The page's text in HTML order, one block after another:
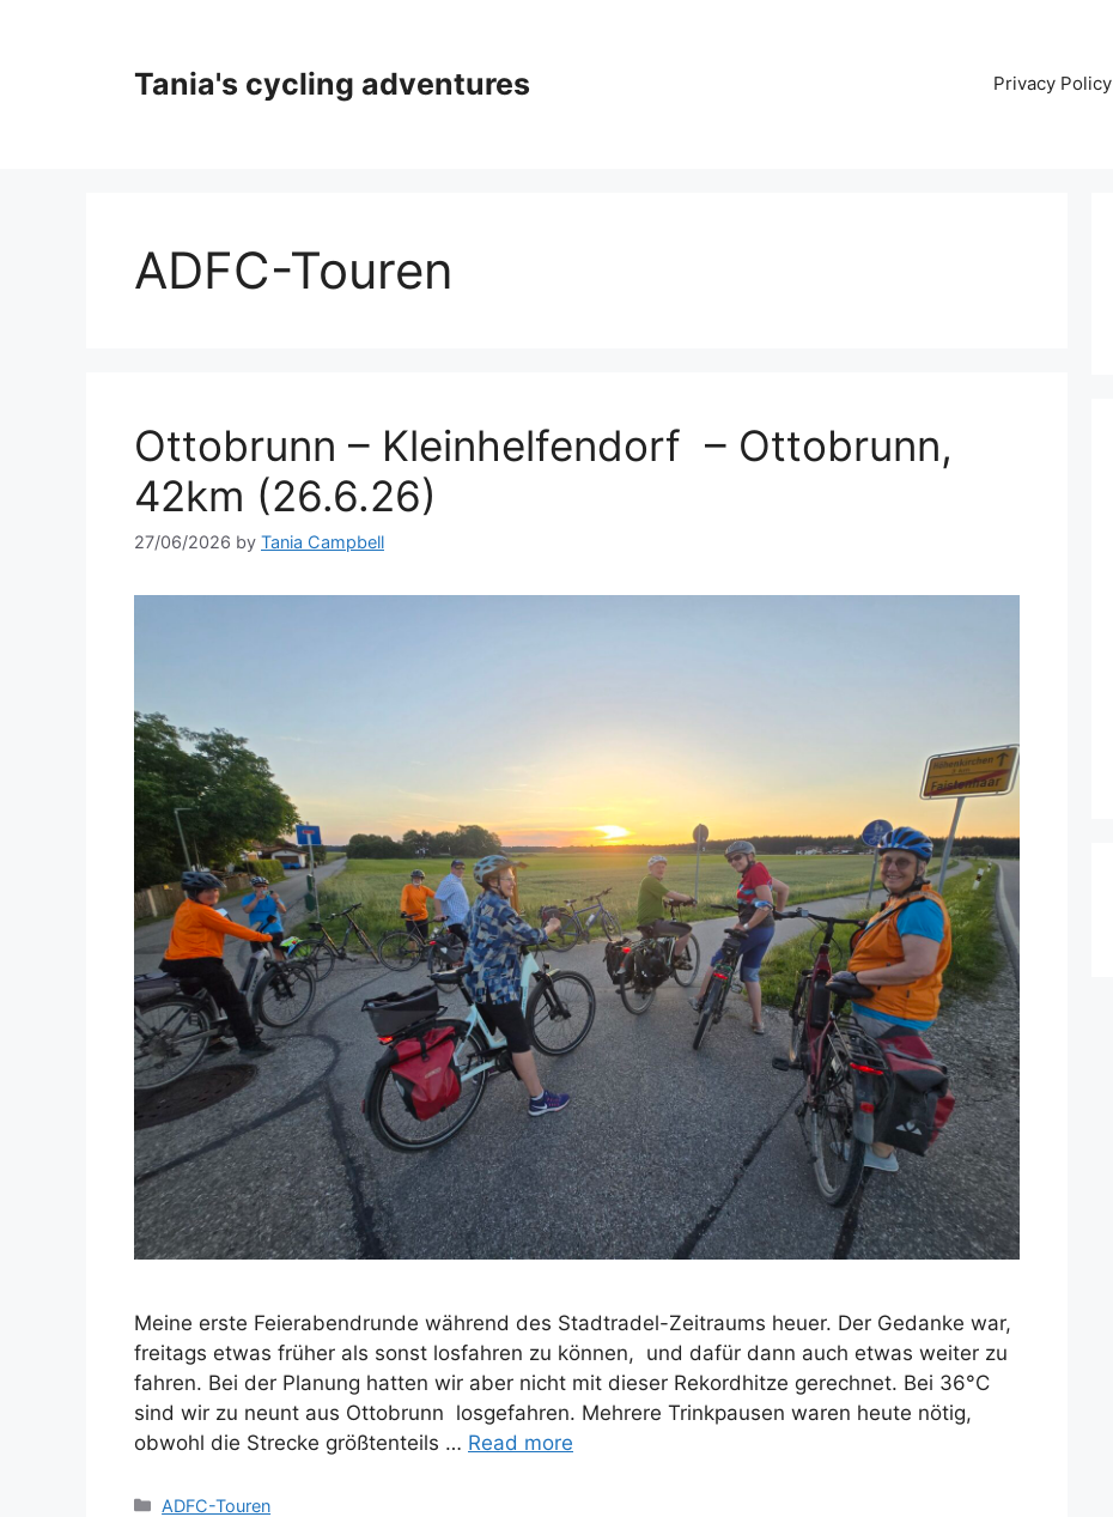
Tania's cycling adventures Privacy Policy
ADFC-Touren
Ottobrunn – Kleinhelfendorf – Ottobrunn,
42km (26.6.26)
27/06/2026 by Tania Campbell
Meine erste Feierabendrunde während des Stadtradel-Zeitraums heuer. Der Gedanke war,
freitags etwas früher als sonst losfahren zu können, und dafür dann auch etwas weiter zu
fahren. Bei der Planung hatten wir aber nicht mit dieser Rekordhitze gerechnet. Bei 36°C
sind wir zu neunt aus Ottobrunn losgefahren. Mehrere Trinkpausen waren heute nötig,
obwohl die Strecke größtenteils … Read more
Categories
ADFC-Touren